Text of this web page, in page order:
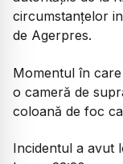
circumstanțelor
de Agerpres.
Momentul în
o cameră de
coloană de foc
Incidentul a avut